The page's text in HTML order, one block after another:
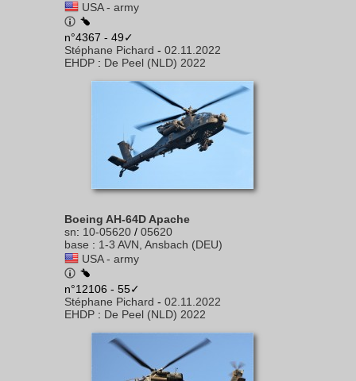
USA - army
n°4367 - 49✓
Stéphane Pichard - 02.11.2022
EHDP : De Peel (NLD) 2022
Boeing AH-64D Apache
sn: 10-05620 / 05620
base : 1-3 AVN, Ansbach (DEU)
USA - army
n°12106 - 55✓
Stéphane Pichard - 02.11.2022
EHDP : De Peel (NLD) 2022